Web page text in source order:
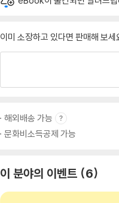
이미 소장하고 있다면 판매해 보세
해외배송 가능
문화비소득공제 가능
이 분야의 이벤트 6